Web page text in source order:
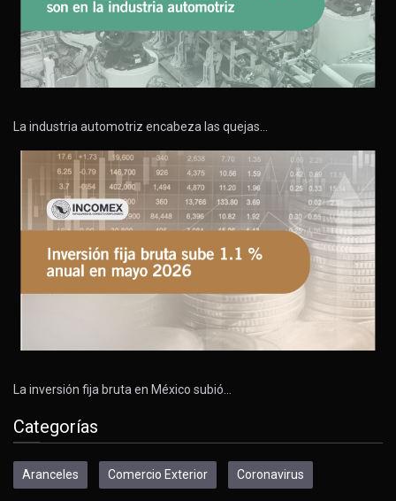
La industria automotriz encabeza las quejas…
La inversión fija bruta en México subió…
Categorías
Aranceles Comercio Exterior Coronavirus